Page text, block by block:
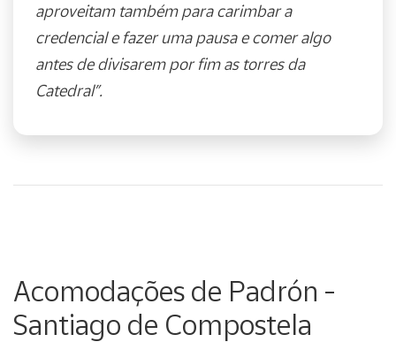
aproveitam também para carimbar a
credencial e fazer uma pausa e comer algo
antes de divisarem por fim as torres da
Catedral”.
Acomodações de Padrón -
Santiago de Compostela